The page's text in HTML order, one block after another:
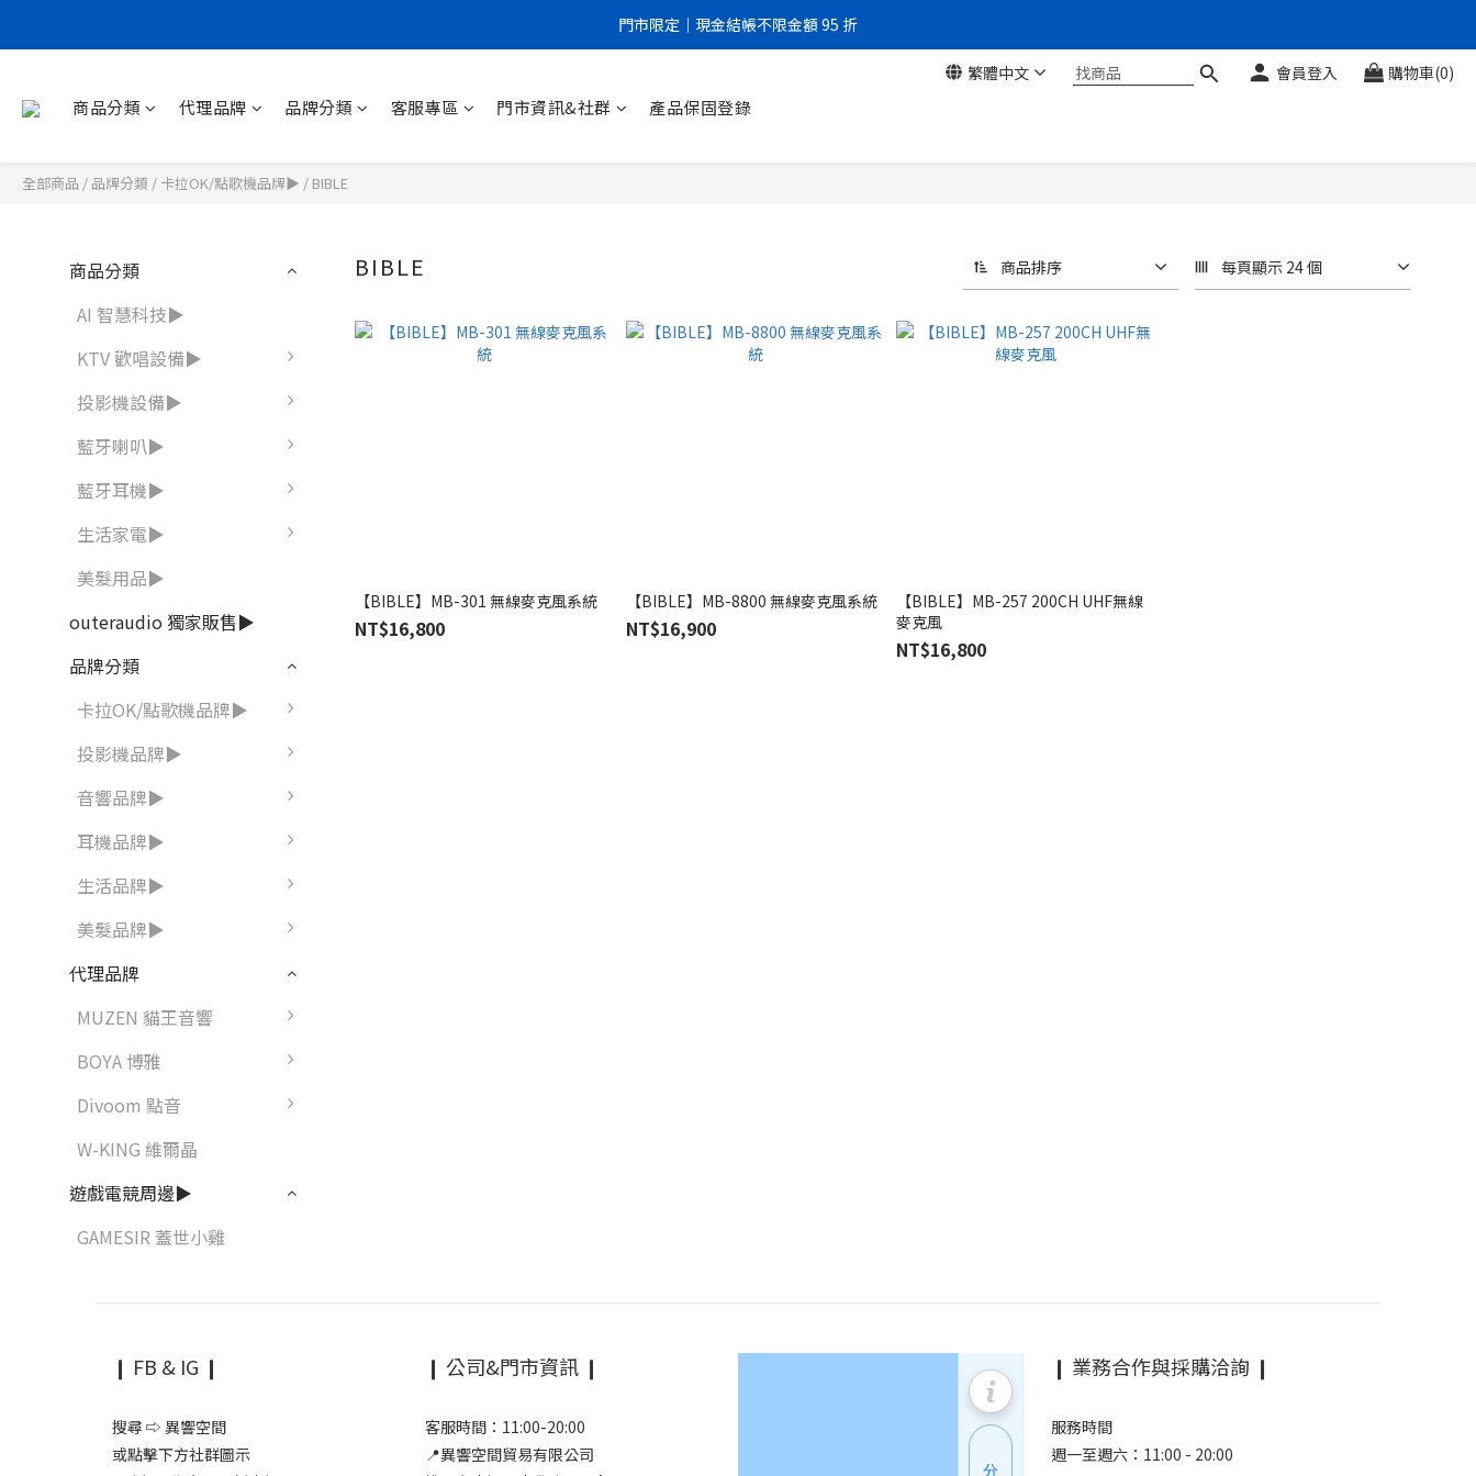
門市限定｜現金結帳不限金額 95 折
門市限定｜現金結帳不限金額 95 折
門市限定｜現金結帳不限金額 95 折
繁體中文 會員登入 購物車(0)
商品分類 代理品牌 品牌分類 客服專區 門市資訊&社群 產品保固登錄
全部商品 / 品牌分類 / 卡拉OK/點歌機品牌▶ / BIBLE
商品分類
AI 智慧科技▶
KTV 歡唱設備▶
投影機設備▶
藍牙喇叭▶
藍牙耳機▶
生活家電▶
美髮用品▶
outeraudio 獨家販售▶
品牌分類
卡拉OK/點歌機品牌▶
投影機品牌▶
音響品牌▶
耳機品牌▶
生活品牌▶
美髮品牌▶
代理品牌
MUZEN 貓王音響
BOYA 博雅
Divoom 點音
W-KING 維爾晶
遊戲電競周邊▶
GAMESIR 蓋世小雞
BIBLE 商品排序 每頁顯示 24 個
【BIBLE】MB-301 無線麥克風系統
NT$16,800
【BIBLE】MB-8800 無線麥克風系統
NT$16,900
【BIBLE】MB-257 200CH UHF無線
麥克風
NT$16,800
❙ FB & IG ❙
搜尋 ⇨ 異響空間
或點擊下方社群圖示
❙ 公司&門市資訊 ❙
客服時間：11:00-20:00
📍異響空間貿易有限公司
❙ 業務合作與採購洽詢 ❙
服務時間
週一至週六：11:00 - 20:00